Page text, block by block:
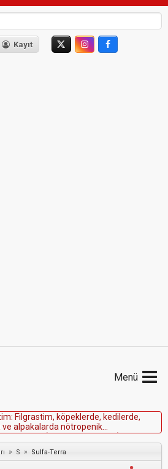
Kayıt
Menü
im: Fi grastim, köpekerde, kedi erde,
ve a paka arda nötropenik
asyonların(örn.enfeksiyonlar)
indefaydalıolabilir.
» S » Sulfa-Terra